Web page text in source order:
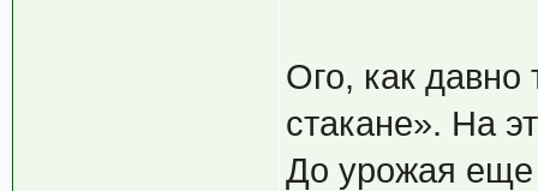
Ого, как
стакане». На
До урожая еще